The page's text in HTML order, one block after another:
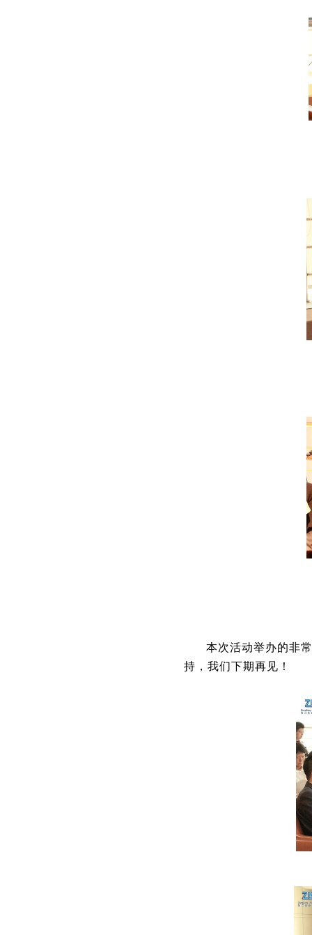
本次活动举办的非
持，我们下期再见！